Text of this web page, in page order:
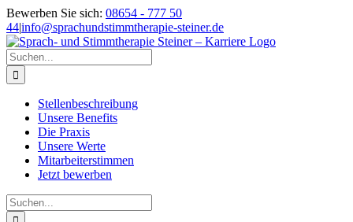
Zum
Inhalt
springen
Bewerben Sie sich: 08654 - 777 50
44|info@sprachundstimmtherapie-steiner.de
Suche
nach:
Stellenbeschreibung
Unsere Benefits
Die Praxis
Unsere Werte
Mitarbeiterstimmen
Jetzt bewerben
Suche
nach: